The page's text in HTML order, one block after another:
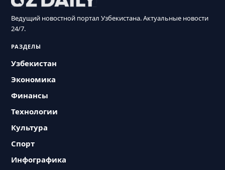
Ведущий новостной портал Узбекистана. Актуальные новости
24/7.
РАЗДЕЛЫ
Узбекистан
Экономика
Финансы
Технологии
Культура
Спорт
Инфографика